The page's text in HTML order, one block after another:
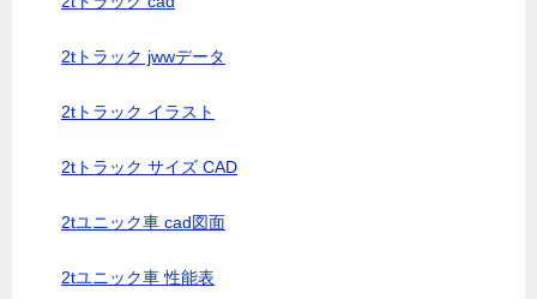
2tトラック jwwデータ
2tトラック イラスト
2tトラック サイズ CAD
2tユニック車 cad図面
2tユニック車 性能表